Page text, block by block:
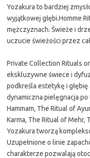
Yozakura to bardziej
wyjątkowej głębi.Homme
mężczyznach. Świeże i
uczucie świeżości przez
Private Collection Rituals
ekskluzywne świece i
podkreśla estetykę i
dynamiczna pielęgnacja
Hammam, The Ritual of
Karma, The Ritual of Mehr,
Yozakura tworzą
Uzupełnione o linie
charakterze pozwalają